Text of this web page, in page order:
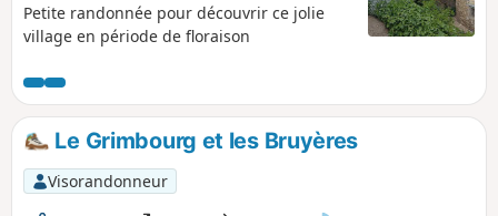
Petite randonnée pour découvrir ce jolie
village en période de floraison
Le Grimbourg et les Bruyères
Visorandonneur